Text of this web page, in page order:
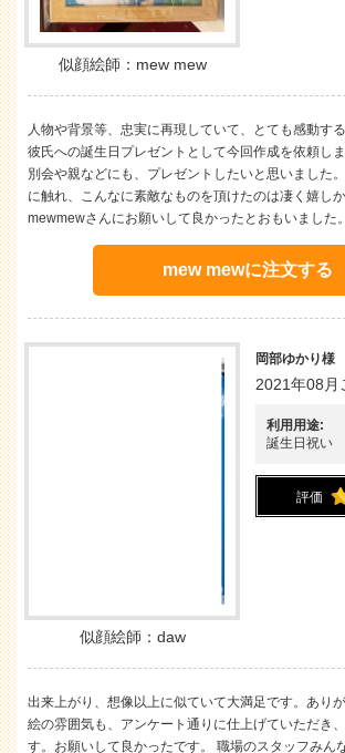
似顔絵師：mew mew
人物や背景等、忠実に再現していて、とても感動す
彼氏への誕生日プレゼントとして今回作成を依頼し
別会や親などにも、プレゼントしたいと思いました
に触れ、こんなに素敵なものを頂けたのは凄く嬉しか
mewmewさんにお願いして良かったとおもいました。
mew mewに注文する
似顔絵師：daw
岡部ゆかり様
2021年08月
利用用途:
誕生日祝い
評価
出来上がり、想像以上に似ていて大満足です。あり
絵の雰囲気も、アンケート通りに仕上げていただき
す。お願いして良かったです。 職場のスタッフみん